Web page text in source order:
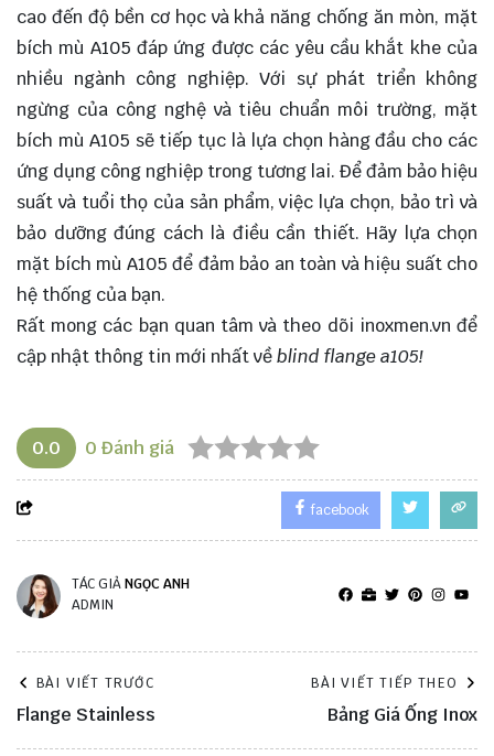
cao đến độ bền cơ học và khả năng chống ăn mòn, mặt
bích mù A105 đáp ứng được các yêu cầu khắt khe của
nhiều ngành công nghiệp. Với sự phát triển không
ngừng của công nghệ và tiêu chuẩn môi trường, mặt
bích mù A105 sẽ tiếp tục là lựa chọn hàng đầu cho các
ứng dụng công nghiệp trong tương lai. Để đảm bảo hiệu
suất và tuổi thọ của sản phẩm, việc lựa chọn, bảo trì và
bảo dưỡng đúng cách là điều cần thiết. Hãy lựa chọn
mặt bích mù A105 để đảm bảo an toàn và hiệu suất cho
hệ thống của bạn.
Rất mong các bạn quan tâm và theo dõi inoxmen.vn để
cập nhật thông tin mới nhất vềblind flange a105!
0.0 0 Đánh giá
facebook
TÁC GIẢNGỌC ANH
ADMIN
BÀI VIẾT TRƯỚC
Flange Stainless
BÀI VIẾT TIẾP THEO
Bảng Giá Ống Inox